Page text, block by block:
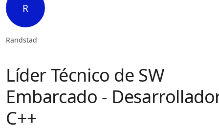
R
Randstad
Líder Técnico de SW
Embarcado -
C++